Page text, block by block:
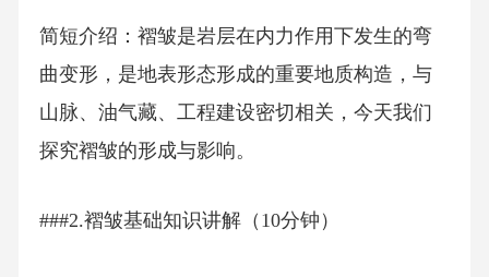
简短介绍：褶皱是岩层在内力作用下发生的弯
曲变形，是地表形态形成的重要地质构造，与
山脉、油气藏、工程建设密切相关，今天我们
探究褶皱的形成与影响。
###2.褶皱基础知识讲解（10分钟）